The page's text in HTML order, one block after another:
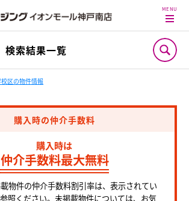
検索結果一覧
区の物件情報
購入時の仲介手数料
購入時は
仲介手数料最大無料
物件の仲介手数料割引率は、表示されてい
照ください。未掲載物件については、お気